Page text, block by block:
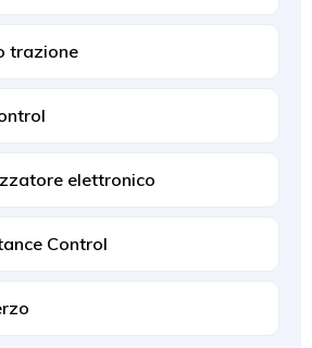
trazione
elettronico
Control